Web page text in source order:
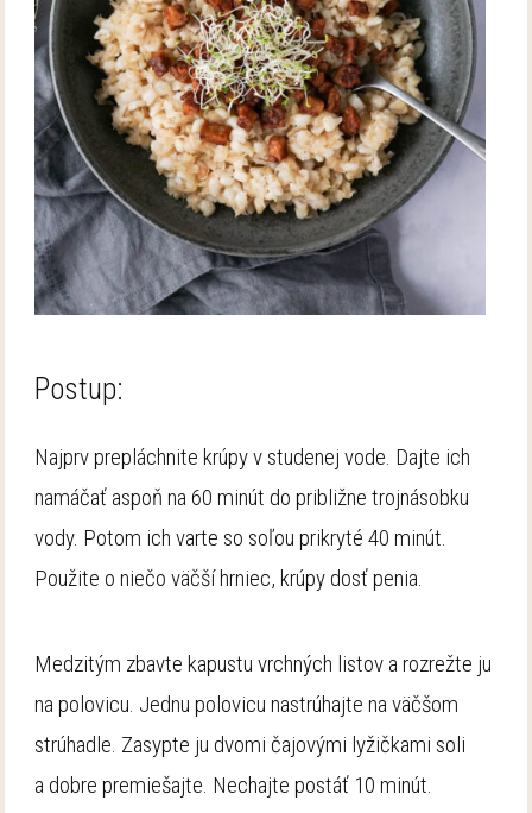
Postup:
Najprv prepláchnite krúpy v studenej vode. Dajte ich
namáčať aspoň na 60 minút do približne trojnásobku
vody. Potom ich varte so soľou prikryté 40 minút.
Použite o niečo väčší hrniec, krúpy dosť penia.
Medzitým zbavte kapustu vrchných listov a rozrežte ju
na polovicu. Jednu polovicu nastrúhajte na väčšom
strúhadle. Zasypte ju dvomi čajovými lyžičkami soli
a dobre premiešajte. Nechajte postáť 10 minút.